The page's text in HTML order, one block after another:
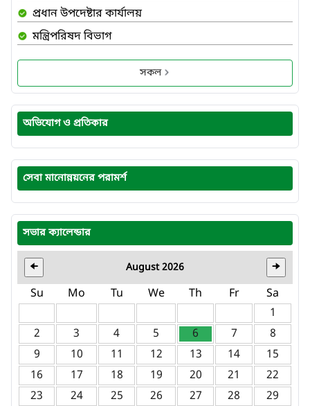
প্রধান উপদেষ্টার কার্যালয়
মন্ত্রিপরিষদ বিভাগ
সকল
অভিযোগ ও প্রতিকার
সেবা মানোন্নয়নের পরামর্শ
সভার ক্যালেন্ডার
🠈 August 2026 🠊
Su Mo Tu We Th Fr
Sa
1
2
3 4 5 6 7
8
9
10 11 12 13 14
15
16
17 18 19 20 21
22
23
24 25 26 27 28
29